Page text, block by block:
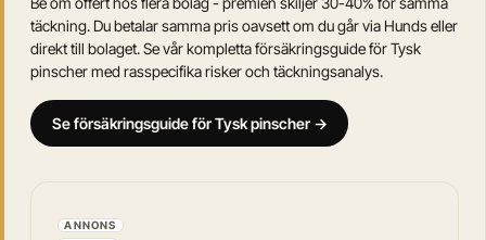
täckning. Du betalar samma pris oavsett om du går via Hunds eller
direkt till bolaget. Se vår kompletta försäkringsguide för Tysk
pinscher med rasspecifika risker och täckningsanalys.
Se försäkringsguide för Tysk pinscher →
ANNONS